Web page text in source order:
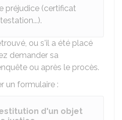
préjudice (certificat
ou s'il a été placé
demander sa
ou après le procès.
un formulaire :
d'un objet